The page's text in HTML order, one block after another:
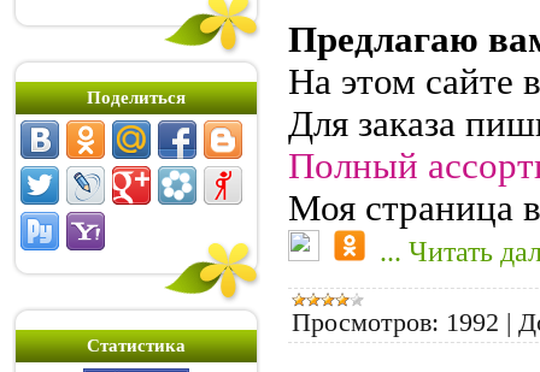
Поделиться
Статистика
Предлагаю
На этом сайте
Для заказа
Полный
Моя страница
... Читать
Просмотров: 1992 |